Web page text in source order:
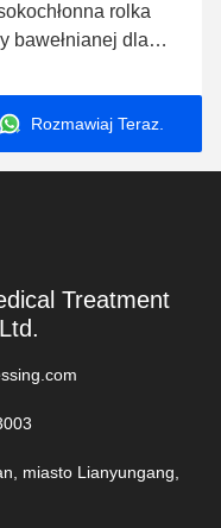
rolka
bawełnianej dla
Rozmawiaj Teraz.
Treatment
miasto Lianyungang,